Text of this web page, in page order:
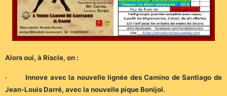
Alors oui, à Riscle, on :
· Innove avec la nouvelle lignée des Camino de Santiago de
Jean-Louis Darré, avec la nouvelle pique Bonijol.